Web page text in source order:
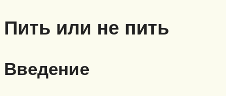
Пить или не пить
Введение